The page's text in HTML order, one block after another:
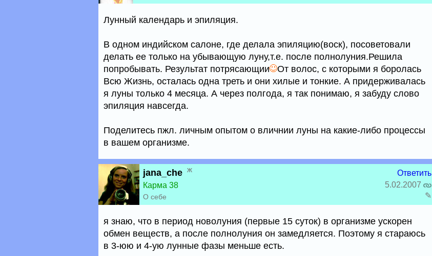
Лунный календарь и эпиляция.
В одном индийском салоне, где делала эпиляцию(воск), посоветовали
делать ее только на убывающую луну,т.е. после полнолуния.Решила
попробывать. Результат потрясающии
От волос, с которыми я боролась
Всю Жизнь, осталась одна треть и они хилые и тонкие. А придерживалась
я луны только 4 месяца. А через полгода, я так понимаю, я забуду слово
эпиляция навсегда.
Поделитесь пжл. личным опытом о вличнии луны на какие-либо процессы
в вашем организме.
jana_che ж
Карма 38
О себе
Ответить
5.02.2007
✎
я знаю, что в период новолуния (первые 15 суток) в организме ускорен
обмен веществ, а после полнолуния он замедляется. Поэтому я стараюсь
в 3-юю и 4-ую лунные фазы меньше есть.